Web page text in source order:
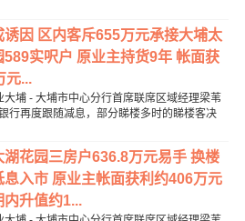
诱因 区内客斥655万元承接大埔太
589实呎户 原业主持货9年 帐面获
元...
大埔 - 大埔市中心分行首席联席区域经理梁苇
行再度跟随减息，部分睇楼多时的睇楼客决
湖花园三房户636.8万元易手 换楼
息入市 原业主帐面获利约406万元
内升值约1...